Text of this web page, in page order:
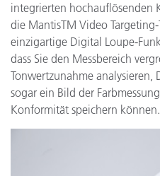
integrierten hochauflösenden
die MantisTM Video
einzigartige Digital Loupe-
dass Sie den Messbereich
Tonwertzunahme analysieren,
sogar ein Bild der
Konformität speichern können.